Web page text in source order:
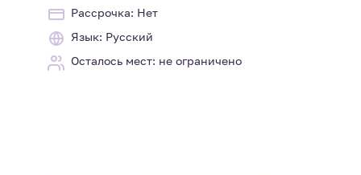
Рассрочка: Нет
Язык: Русский
Осталось мест: не ограничено